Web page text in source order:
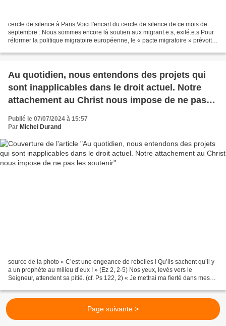
cercle de silence à Paris Voici l'encart du cercle de silence de ce mois de
septembre : Nous sommes encore là soutien aux migrant.e.s, exilé.e.s Pour
réformer la politique migratoire européenne, le « pacte migratoire » prévoit
Au quotidien, nous entendons des projets qui
sont inapplicables dans le droit actuel. Notre
attachement au Christ nous impose de ne pas
Publié le 07/07/2024 à 15:57
Par Michel Durand
source de la photo « C’est une engeance de rebelles ! Qu’ils sachent qu’il y
a un prophète au milieu d’eux ! » (Ez 2, 2-5) Nos yeux, levés vers le
Seigneur, attendent sa pitié. (cf. Ps 122, 2) « Je mettrai ma fierté dans mes
Page suivante >